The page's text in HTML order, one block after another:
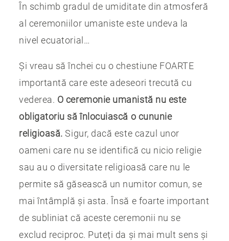
În schimb gradul de umiditate din atmosferă
al ceremoniilor umaniste este undeva la
nivel ecuatorial…
Și vreau să închei cu o chestiune FOARTE
importantă care este adeseori trecută cu
vederea. O ceremonie umanistă nu este
obligatoriu să înlocuiască o cununie
religioasă.Sigur, dacă este cazul unor
oameni care nu se identifică cu nicio religie
sau au o diversitate religioasă care nu le
permite să găsească un numitor comun, se
mai întâmplă și asta. Însă e foarte important
de subliniat că aceste ceremonii nu se
exclud reciproc. Puteți da și mai mult sens și